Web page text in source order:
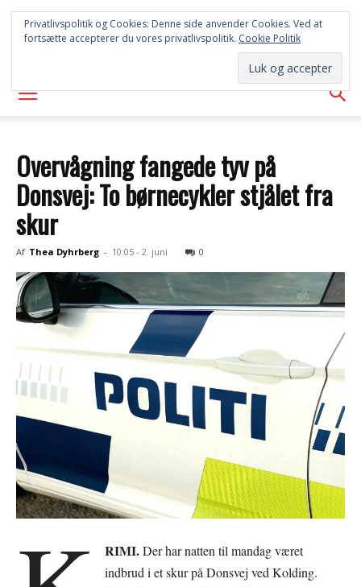
SYD
AVISEN
Overvågning fangede tyv på
Donsvej: To børnecykler stjålet fra
skur
Af Thea Dyhrberg - 10:05 - 2. juni 0
RIMI.Der har natten til mandag været
indbrud i et skur på Donsvej ved Kolding.
Privatlivspolitik og Cookies: Denne side anvender Cookies. Ved at
fortsætte accepterer du vores privatlivspolitik. Cookie Politik